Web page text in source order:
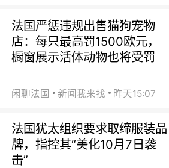
法国严惩违规出售猫狗宠物
店：每只最高罚1500欧元，
橱窗展示活体动物也将受罚
闲聊法国 新闻我来找 昨天15:07
法国犹太组织要求取缔服装品
牌，指控其“美化10月7日袭
击”